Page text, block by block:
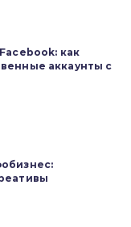
как
аккаунты с